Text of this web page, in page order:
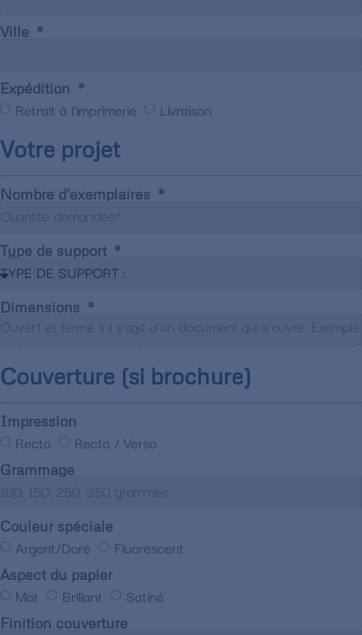
Ville
Expédition
Retrait à l'imprimerie Livraison
Votre projet
Nombre d'exemplaires
Type de support
Dimensions
Couverture (si brochure)
Impression
Recto Recto / Verso
Grammage
Couleur spéciale
Argent/Doré Fluorescent
Aspect du papier
Mat Brillant Satiné
Finition couverture